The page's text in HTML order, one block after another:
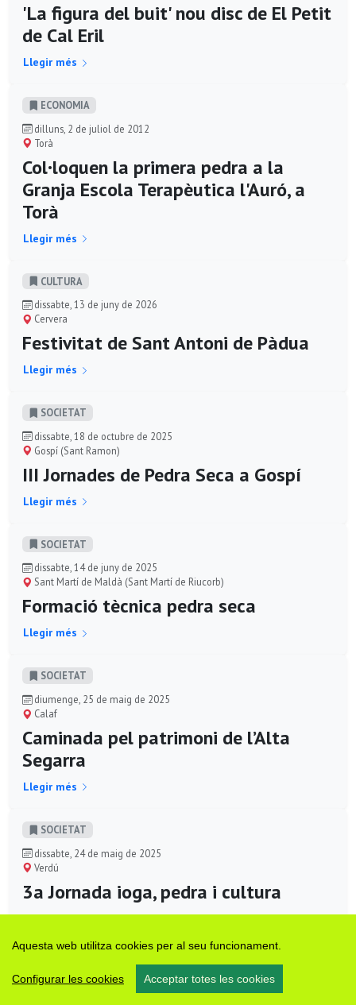
Aquesta web utilitza cookies per al seu funcionament.
Configurar les cookies Acceptar totes les cookies
'La figura del buit' nou disc de El Petit
de Cal Eril
Llegir més
ECONOMIA
dilluns, 2 de juliol de 2012
Torà
Col·loquen la primera pedra a la
Granja Escola Terapèutica l'Auró, a
Torà
Llegir més
CULTURA
dissabte, 13 de juny de 2026
Cervera
Festivitat de Sant Antoni de Pàdua
Llegir més
SOCIETAT
dissabte, 18 de octubre de 2025
Gospí (Sant Ramon)
III Jornades de Pedra Seca a Gospí
Llegir més
SOCIETAT
dissabte, 14 de juny de 2025
Sant Martí de Maldà (Sant Martí de Riucorb)
Formació tècnica pedra seca
Llegir més
SOCIETAT
diumenge, 25 de maig de 2025
Calaf
Caminada pel patrimoni de l’Alta
Segarra
Llegir més
SOCIETAT
dissabte, 24 de maig de 2025
Verdú
3a Jornada ioga, pedra i cultura
Llegir més
dissabte, 24 de maig de 2025